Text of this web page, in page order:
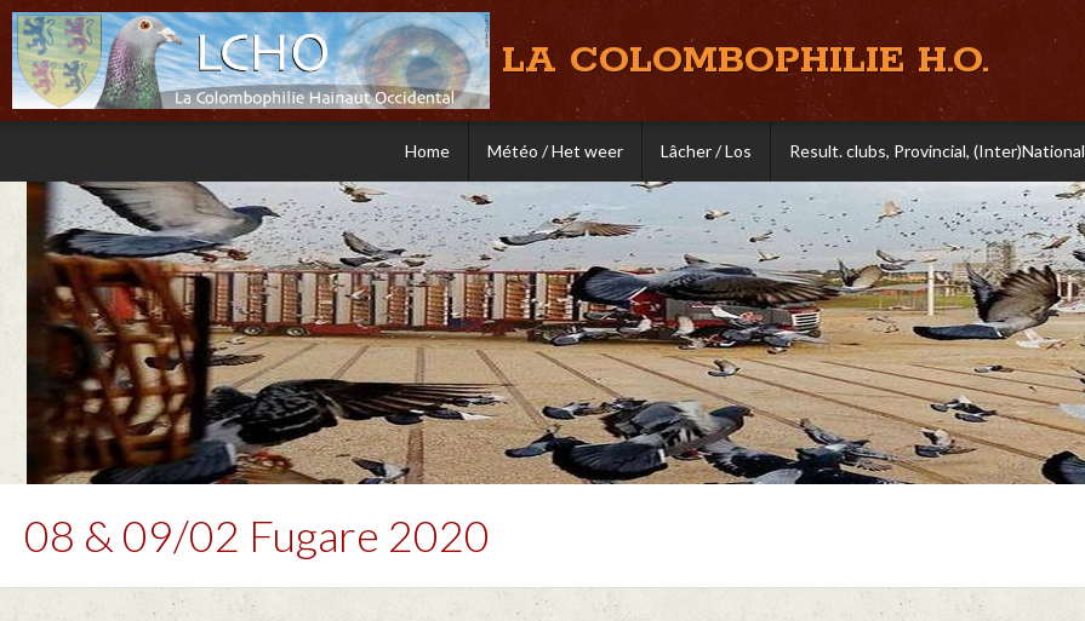
LA COLOMBOPHILIE H.O.
Home Météo / Het weer Lâcher / Los Result. clubs, Provincial, (Inter)National
08 & 09/02 Fugare 2020